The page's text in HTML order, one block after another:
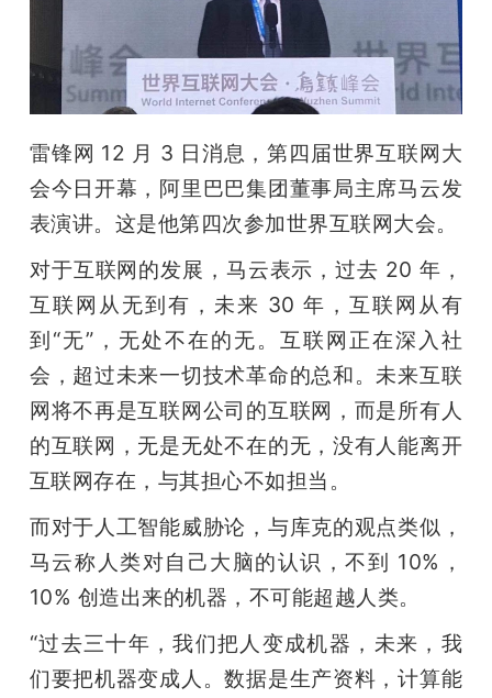
活
动
中
心
专
题
爱
机
雷锋网 12 月 3 日消息，第四届世界互联网大
会今日开幕，阿里巴巴集团董事局主席马云发
表演讲。这是他第四次参加世界互联网大会。
对于互联网的发展，马云表示，过去 20 年，
互联网从无到有，未来 30 年，互联网从有
到“无”，无处不在的无。互联网正在深入社
会，超过未来一切技术革命的总和。未来互联
网将不再是互联网公司的互联网，而是所有人
的互联网，无是无处不在的无，没有人能离开
互联网存在，与其担心不如担当。
而对于人工智能威胁论，与库克的观点类似，
马云称人类对自己大脑的认识，不到 10%，
10% 创造出来的机器，不可能超越人类。
“过去三十年，我们把人变成机器，未来，我
们要把机器变成人。数据是生产资料，计算能